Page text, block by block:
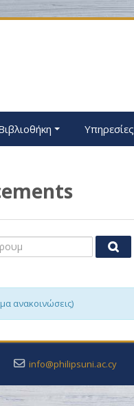
Υπηρεσίες
ανακοινώσεις)
info@philipsuni.ac.cy